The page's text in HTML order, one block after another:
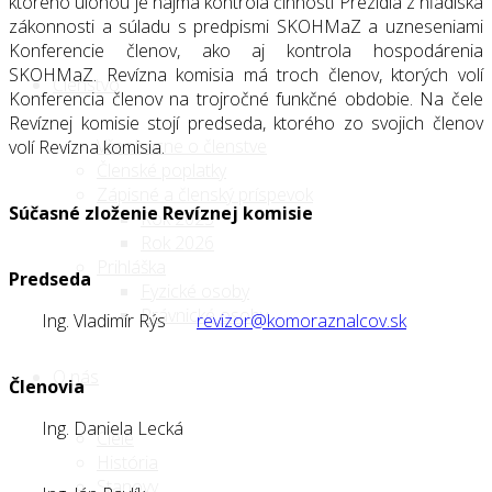
Členstvo
Všeobecne o členstve
Rok 2025
Právnické osoby
O nás
Ciele
Stanovy
zákonnosti a súladu s predpismi SKOHMaZ a uzneseniami
Konferencie členov, ako aj kontrola hospodárenia
SKOHMaZ. Revízna komisia má troch členov, ktorých volí
Konferencia členov na trojročné funkčné obdobie. Na čele
Revíznej komisie stojí predseda, ktorého zo svojich členov
volí Revízna komisia.
Súčasné zloženie Revíznej komisie
Predseda
Ing. Vladimír Rýs
revizor@komoraznalcov.sk
Členovia
Ing. Daniela Lecká